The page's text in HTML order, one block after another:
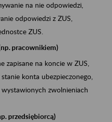
na nie odpowiedzi,
odpowiedzi z ZUS,
ZUS.
pracownikiem)
zapisane na koncie w ZUS,
konta ubezpieczonego,
zwolnieniach
przedsiębiorcą)